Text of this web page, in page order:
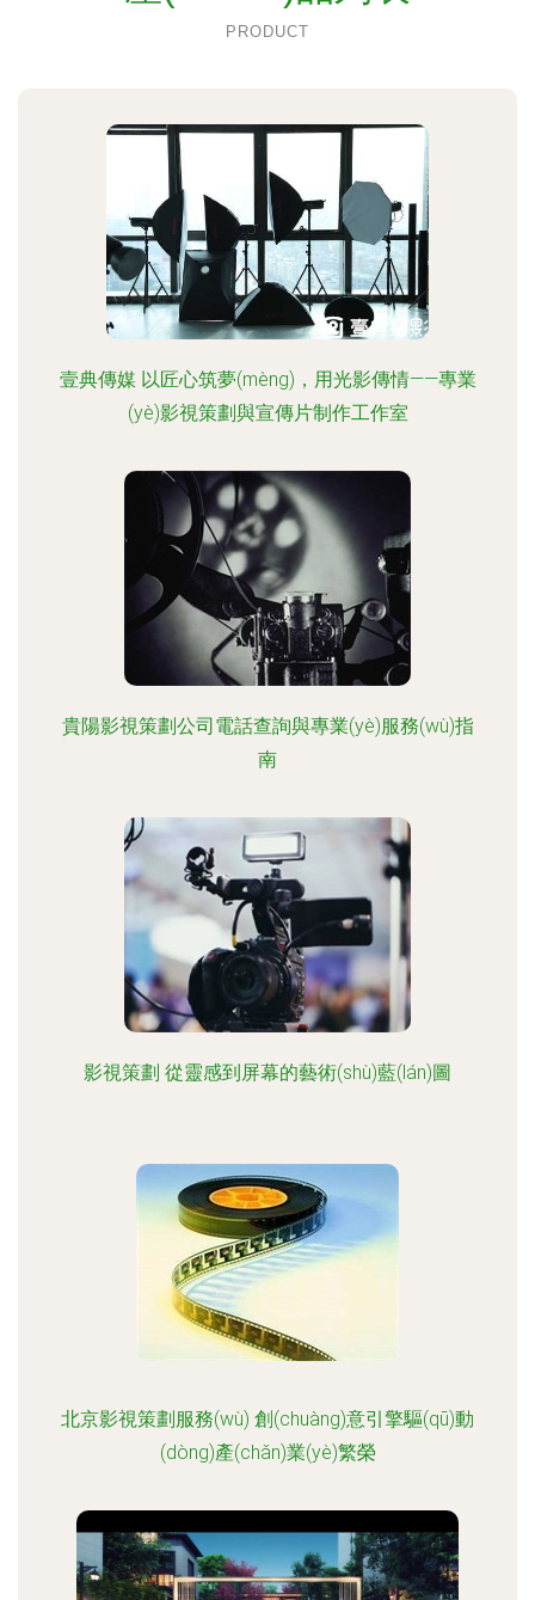
PRODUCT
壹典傳媒 以匠心筑夢(mèng)，用光影傳情——專業
(yè)影視策劃與宣傳片制作工作室
貴陽影視策劃公司電話查詢與專業(yè)服務(wù)指
南
影視策劃 從靈感到屏幕的藝術(shù)藍(lán)圖
北京影視策劃服務(wù) 創(chuàng)意引擎驅(qū)動
(dòng)產(chǎn)業(yè)繁榮